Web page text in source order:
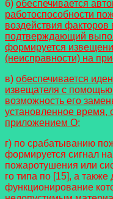
б) обеспечивается
работоспособности
воздействия
подтверждающий
формируется
(неисправности) на
в) обеспечивается
извещателя с помощью
возможность его
установленное время,
приложением О;
г) по срабатыванию
формируется сигнал
пожаротушения или
го типа по [15], а
функционирование